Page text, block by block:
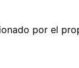
por el